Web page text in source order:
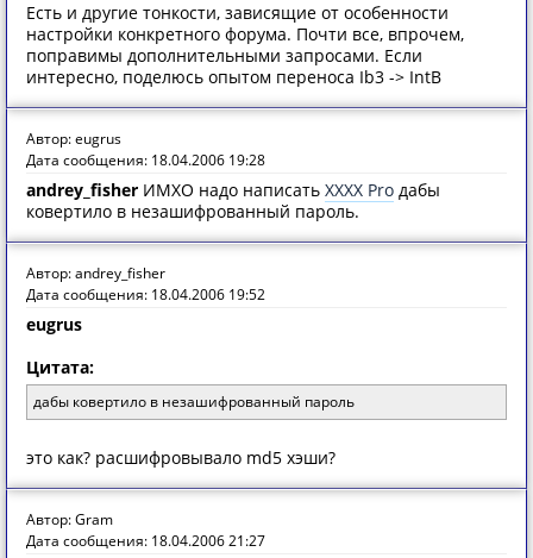
Есть и другие тонкости, зависящие от особенности
настройки конкретного форума. Почти все, впрочем,
поправимы дополнительными запросами. Если
интересно, поделюсь опытом переноса Ib3 -> IntB
Автор: eugrus
Дата сообщения: 18.04.2006 19:28
andrey_fisher ИМХО надо написать XXXX Pro дабы
ковертило в незашифрованный пароль.
Автор: andrey_fisher
Дата сообщения: 18.04.2006 19:52
eugrus
Цитата:
дабы ковертило в незашифрованный пароль
это как? расшифровывало md5 хэши?
Автор: Gram
Дата сообщения: 18.04.2006 21:27